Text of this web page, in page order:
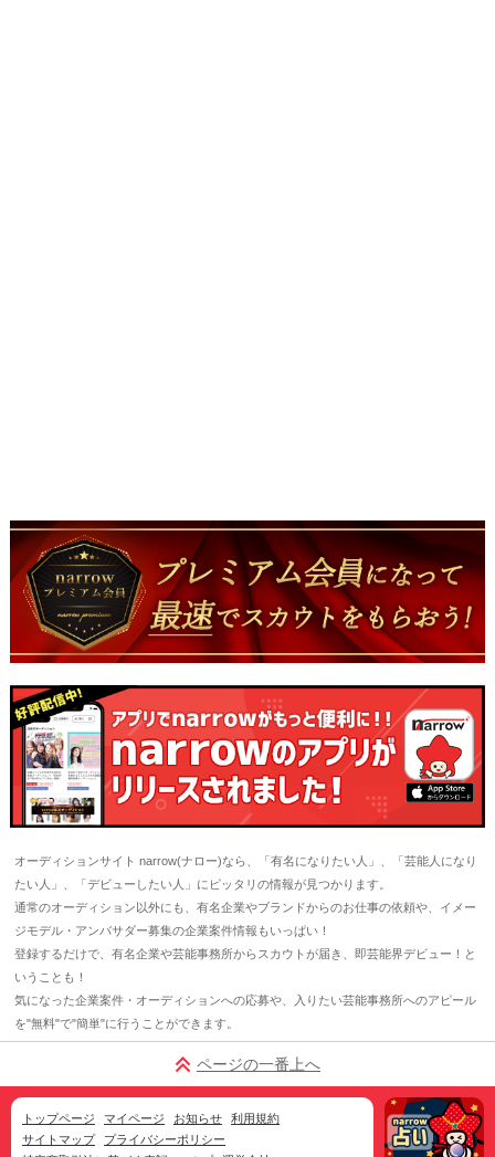
オーディションサイト narrow(ナロー)なら、「有名になりたい人」、「芸能人になり
たい人」、「デビューしたい人」にピッタリの情報が見つかります。
通常のオーディション以外にも、有名企業やブランドからのお仕事の依頼や、イメー
ジモデル・アンバサダー募集の企業案件情報もいっぱい！
登録するだけで、有名企業や芸能事務所からスカウトが届き、即芸能界デビュー！と
いうことも！
気になった企業案件・オーディションへの応募や、入りたい芸能事務所へのアピール
を"無料"で"簡単"に行うことができます。
ページの一番上へ
トップページ マイページ お知らせ
利用規約
サイトマップ
プライバシーポリシー